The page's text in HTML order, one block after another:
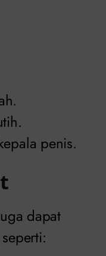
penis.
dapat